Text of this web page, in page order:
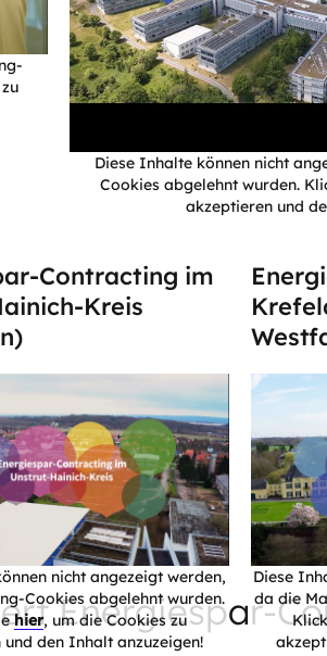
Diese Inhalte können nicht
Cookies abgelehnt wurden.
akzeptieren und
Contracting im
Kreis
nicht angezeigt werden,
Cookies abgelehnt wurden.
hier, um die Cookies zu
den Inhalt anzuzeigen!
Diese
da die
Energiespar-